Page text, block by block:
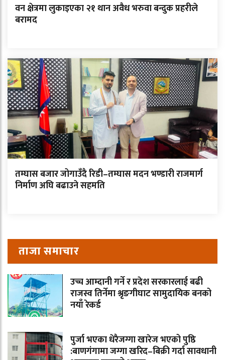
वन क्षेत्रमा लुकाइएका २१ थान अवैध भरुवा बन्दुक प्रहरीले
बरामद
तम्घास बजार जोगाउँदै रिडी–तम्घास मदन भण्डारी राजमार्ग
निर्माण अघि बढाउने सहमति
ताजा समाचार
उच्च आम्दानी गर्ने र प्रदेश सरकारलाई बढी
राजस्व तिर्नेमा श्रृङगीघाट सामुदायिक बनको
नयाँ रेकर्ड
पुर्जा भएका धेरैजग्गा खारेज भएको पुष्ठि
:बाणगंगामा जग्गा खरिद–बिक्री गर्दा सावधानी